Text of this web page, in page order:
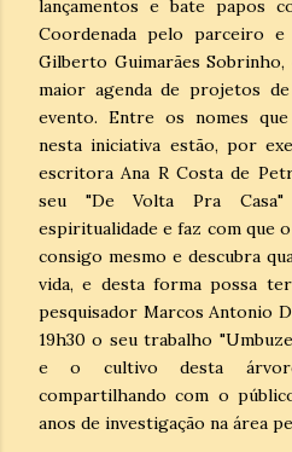
lançamentos e bate papos
Coordenada pelo parceiro
Gilberto Guimarães
maior agenda de projetos
evento. Entre os nomes
nesta iniciativa estão, por
escritora Ana R Costa de
seu "De Volta Pra
espiritualidade e faz com que
consigo mesmo e descubra
vida, e desta forma possa
pesquisador Marcos Antonio
19h30 o seu trabalho
e o cultivo desta
compartilhando com o
anos de investigação na área